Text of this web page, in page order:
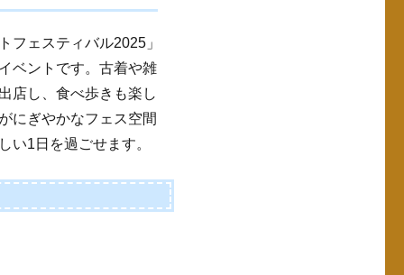
フェスティバル2025」
ベントです。古着や雑
店し、食べ歩きも楽し
にぎやかなフェス空間
い1日を過ごせます。